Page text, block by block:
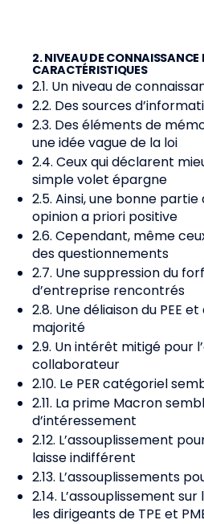
2. NIVEAU DE CONNAISSANCE
CARACTÉRISTIQUES
2.1. Un niveau de
2.2. Des sources
2.3. Des éléments de
une idée vague de la loi
2.4. Ceux qui déclarent
simple volet épargne
2.5. Ainsi, une bonne
opinion a priori positive
2.6. Cependant, même
des questionnements
2.7. Une suppression du
d’entreprise rencontrés
2.8. Une déliaison du PEE
majorité
2.9. Un intérêt mitigé pour
collaborateur
2.10. Le PER catégoriel
2.11. La prime Macron
d’intéressement
2.12. L’assouplissement
laisse indifférent
2.13. L’assouplissements
2.14. L’assouplissement
les dirigeants de TPE et